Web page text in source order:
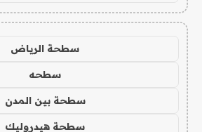
سطحة الرياض
سطحه
سطحة بين المدن
سطحة هيدروليك